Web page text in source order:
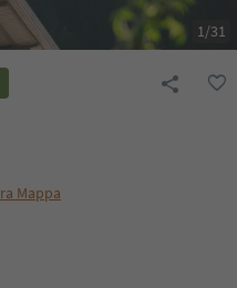
1/31
Mappa